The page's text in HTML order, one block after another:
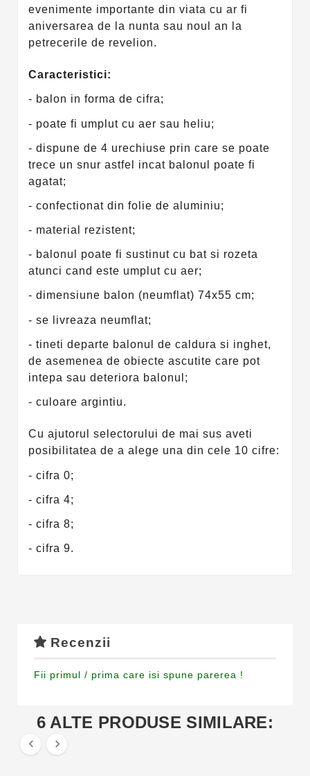
evenimente importante din viata cu ar fi
aniversarea de la nunta sau noul an la
petrecerile de revelion.
Caracteristici:
- balon in forma de cifra;
- poate fi umplut cu aer sau heliu;
- dispune de 4 urechiuse prin care se poate
trece un snur astfel incat balonul poate fi
agatat;
- confectionat din folie de aluminiu;
- material rezistent;
- balonul poate fi sustinut cu bat si rozeta
atunci cand este umplut cu aer;
- dimensiune balon (neumflat) 74x55 cm;
- se livreaza neumflat;
- tineti departe balonul de caldura si inghet,
de asemenea de obiecte ascutite care pot
intepa sau deteriora balonul;
- culoare argintiu.
Cu ajutorul selectorului de mai sus aveti
posibilitatea de a alege una din cele 10 cifre:
- cifra 0;
- cifra 4;
- cifra 8;
- cifra 9.
Recenzii
Fii primul / prima care isi spune parerea !
6 ALTE PRODUSE SIMILARE:
 